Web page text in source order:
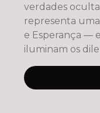
verdades
representa
e Esperança —
iluminam os